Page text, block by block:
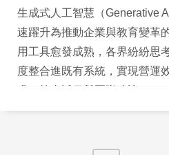
生成式人工智慧（Generative
速躍升為推動企業與教育變革
用工具愈發成熟，各界紛紛思
度整合進既有系統，實現營運
了多項前沿AI技術，包括
無限潛力。此次參訪加強了